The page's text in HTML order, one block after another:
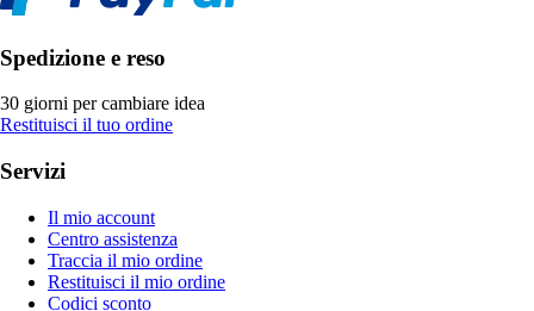
Spedizione e reso
30 giorni per cambiare idea
Restituisci il tuo ordine
Servizi
Il mio account
Centro assistenza
Traccia il mio ordine
Restituisci il mio ordine
Codici sconto